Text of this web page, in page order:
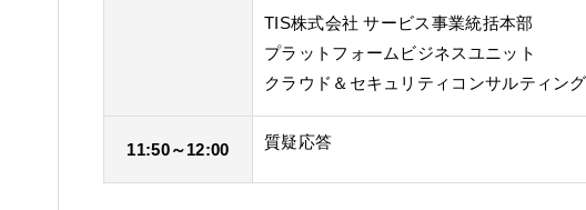
TIS株式会社 サービス事業統括本部
プラットフォームビジネスユニット
クラウド＆セキュリティコンサルティ
11:50～12:00 質疑応答